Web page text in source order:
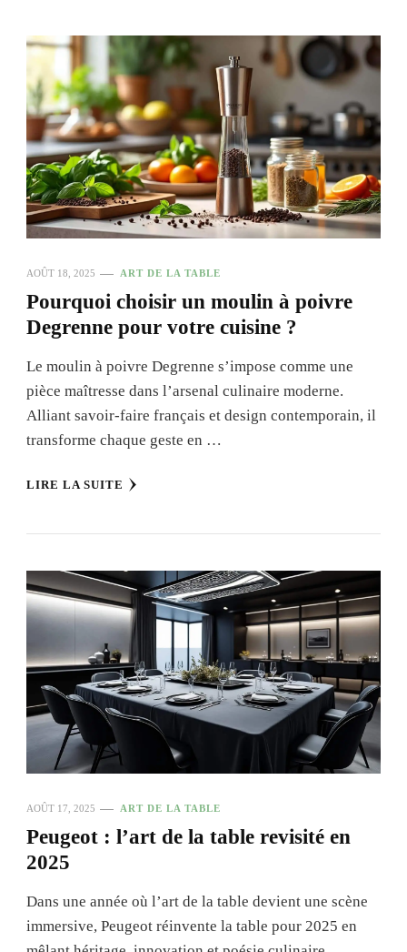
AOÛT 18, 2025 ART DE LA TABLE
Pourquoi choisir un moulin à poivre
Degrenne pour votre cuisine ?
Le moulin à poivre Degrenne s’impose comme une
pièce maîtresse dans l’arsenal culinaire moderne.
Alliant savoir-faire français et design contemporain, il
transforme chaque geste en …
LIRE LA SUITE
AOÛT 17, 2025 ART DE LA TABLE
Peugeot : l’art de la table revisité en
2025
Dans une année où l’art de la table devient une scène
immersive, Peugeot réinvente la table pour 2025 en